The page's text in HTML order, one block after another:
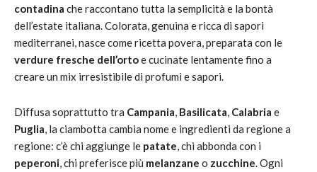
contadina che raccontano tutta la semplicità e la bontà
dell’estate italiana. Colorata, genuina e ricca di sapori
mediterranei, nasce come ricetta povera, preparata con le
verdure fresche dell’ortoe cucinate lentamente fino a
creare un mix irresistibile di profumi e sapori.
Diffusa soprattutto tra Campania, Basilicata, Calabria e
Puglia, la ciambotta cambia nome e ingredienti da regione a
regione: c’è chi aggiunge le patate, chi abbonda con i
peperoni, chi preferisce più melanzane o zucchine. Ogni